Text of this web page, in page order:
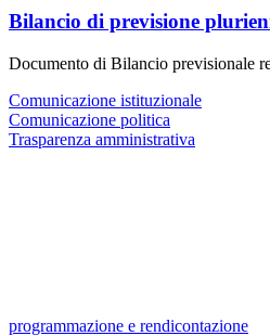
Bilancio di previsione
Documento di Bilancio previsionale
Comunicazione istituzionale
Comunicazione politica
Trasparenza amministrativa
programmazione e rendicontazione